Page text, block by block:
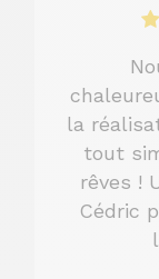
la
tout
rêves !
Cédric